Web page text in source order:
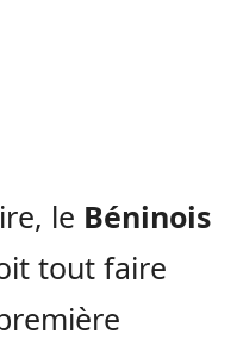
le Béninois
tout faire